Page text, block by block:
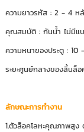
ความยาวรหัส : 2 - 4 ห
คุณสมบัติ : กันน้ำ ไม่มีแ
ความหนาของประตู : 10
ระยะศูนย์กลางของลิ้นล็
ลักษณะการทำงาน
1.ตัวล็อคโลหะคุณภาพสู